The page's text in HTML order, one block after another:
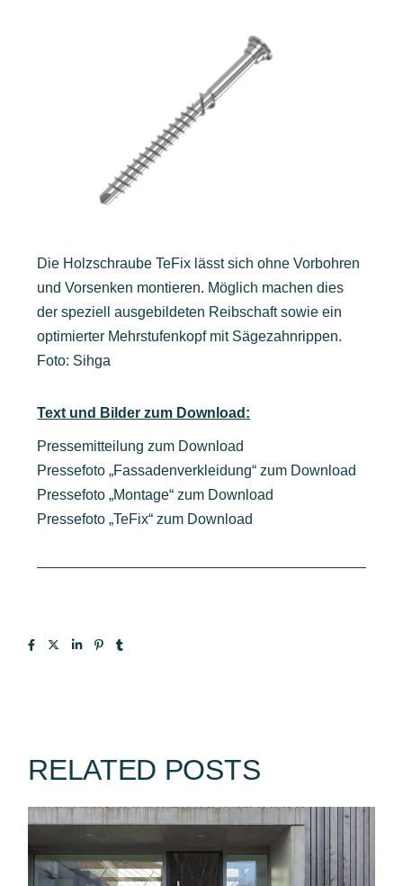
Die Holzschraube TeFix lässt sich ohne Vorbohren
und Vorsenken montieren. Möglich machen dies
der speziell ausgebildeten Reibschaft sowie ein
optimierter Mehrstufenkopf mit Sägezahnrippen.
Foto: Sihga
Text und Bilder zum Download:
Pressemitteilung zum Download
Pressefoto „Fassadenverkleidung“ zum Download
Pressefoto „Montage“ zum Download
Pressefoto „TeFix“ zum Download
RELATED POSTS